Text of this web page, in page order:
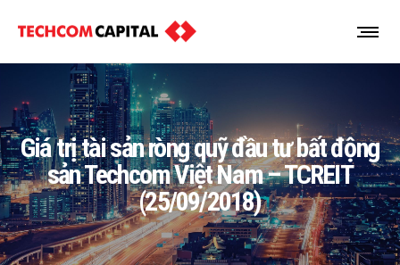
Giá trị tài sản ròng quỹ đầu tư bất động
sản Techcom Việt Nam – TCREIT
(25/09/2018)